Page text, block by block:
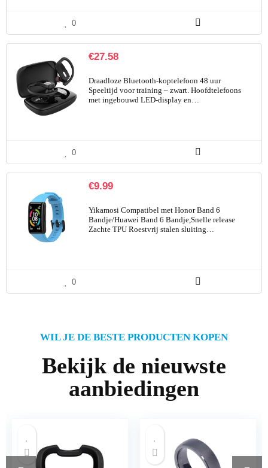
0
€27.58
Draadloze Bluetooth-koptelefoon 48 uur
Speeltijd voor training – zwart. Hoofdtelefoons
met ingebouwd LED-display en…
0
€9.99
Yikamosi Compatibel met Honor Band 6
Bandje/Huawei Band 6 Bandje,Snelle release
Zachte TPU Roestvrij stalen sluiting…
0
WIL JE DE BESTE PRODUCTEN KOPEN
Bekijk de nieuwste
aanbiedingen